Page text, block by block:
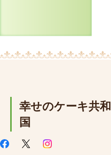
幸せのケーキ共和
国